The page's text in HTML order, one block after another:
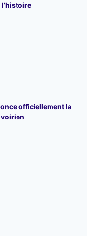
officiellement la